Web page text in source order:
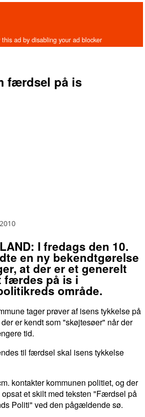
færdsel på is
I fredags den 10.
en ny bekendtgørelse
at der er et generelt
færdes på is i
område.
tager prøver af isens tykkelse på
er kendt som "skøjtesøer" når der
tid.
til færdsel skal isens tykkelse
kontakter kommunen politiet, og der
et skilt med teksten "Færdsel på
Politi" ved den pågældende sø.